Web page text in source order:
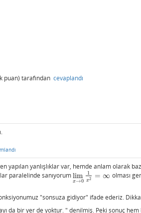
puan) tarafından cevaplandı
yapılan yanlışlıklar var, hemde anlam olarak
paralelinde sanıyorumlim
x→0
1
x2 = ∞
limx →0 1x2=∞ olması
"sonsuza gidiyor" ifade ederiz.
da bir yer de yoktur. " denilmiş. Peki sonuç